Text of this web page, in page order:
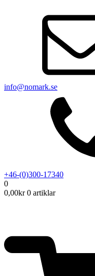
info@nomark.se
+46-(0)300-17340
0
0,00kr 0 artiklar